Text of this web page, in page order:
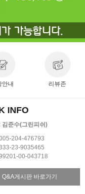
안내 리뷰존
INFO
김준수(그린피쉬)
204-476793
23-9035465
00-043718
Q&A게시판 바로가기